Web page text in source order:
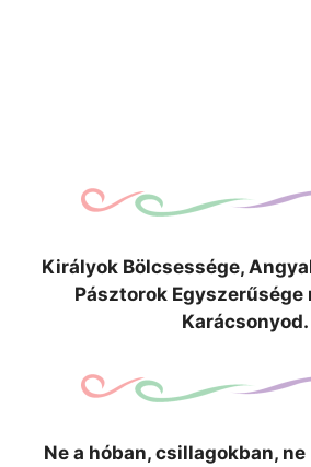
Királyok Bölcsessége,
Pásztorok Egyszerűsége
Karácsonyod.
Ne a hóban, csillagokban,